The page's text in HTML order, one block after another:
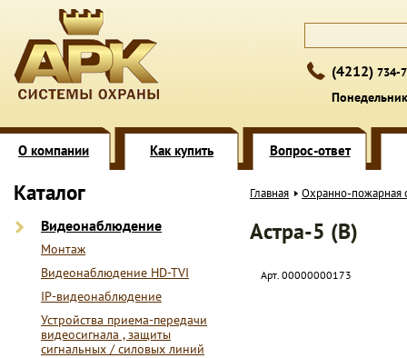
(4212) 734-
О компании Как купить Вопрос-ответ
Каталог
Видеонаблюдение
Монтаж
Видеонаблюдение HD-TVI
IP-видеонаблюдение
Устройства приема-передачи
видеосигнала , защиты
сигнальных / силовых линий
Главная Охранно-пожарная
Астра-5 (В)
Арт. 00000000173